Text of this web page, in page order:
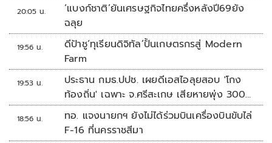
20:05 น.
‘แบงก์ชาติ’ยันเศรษฐกิจไทยครึ่งหลังปี69ยัง
ฉลุย
19:56 น.
ดีป้าชู‘ทุเรียนดิจิทัล’ปั้นเกษตรกรสู่ Modern
Farm
19:53 น.
ประธาน กมธ.ปปช. เผยดีเอสไอลุยสอบ 'โกง
ท้องถิ่น' เฉพาะ จ.ศรีสะเกษ เสียหายพุ่ง 300
ล้านบาท
18:56 น.
ทอ. แจงนายกฯ ยังไม่ได้ร่วมบินเครื่องบินขับไล่
F-16 ที่นครราชสีมา